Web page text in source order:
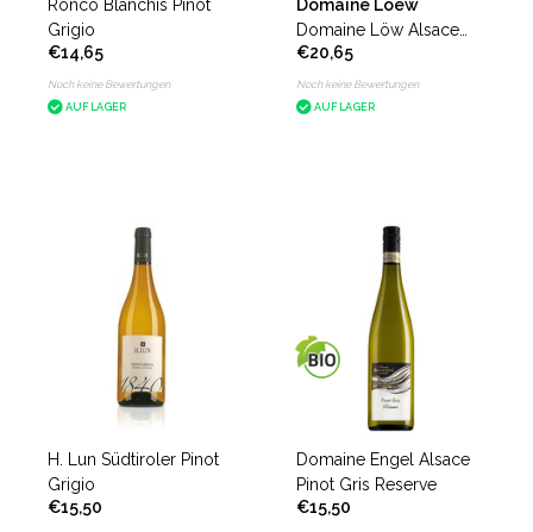
Ronco Blanchis Pinot
Grigio
€14,65
Noch keine Bewertungen
AUF LAGER
Domaine Loew
Domaine Löw Alsace
Pinot Gris Cormier
€20,65
Noch keine Bewertungen
AUF LAGER
H. Lun Südtiroler Pinot
Grigio
€15,50
Domaine Engel Alsace
Pinot Gris Reserve
€15,50